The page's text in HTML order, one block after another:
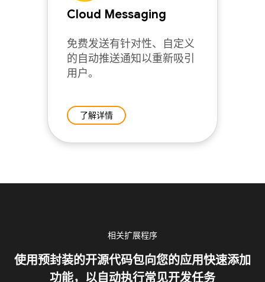
Cloud Messaging
免费发送有针对性、自定义
的自动推送通知以重新吸引
用户。
了解详情
相关扩展程序
使用预封装的开源代码包向您的应用快速添加
功能，以自动执行常见开发任务